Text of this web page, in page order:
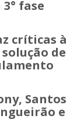
fase
críticas à
de
Santos
e